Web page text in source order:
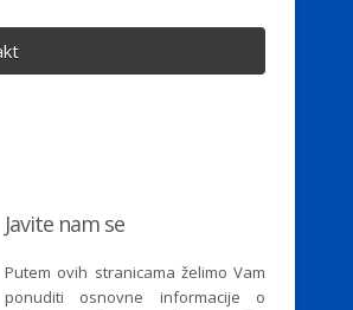
Javite nam se
Putem ovih stranicama želimo Vam
ponuditi osnovne informacije o